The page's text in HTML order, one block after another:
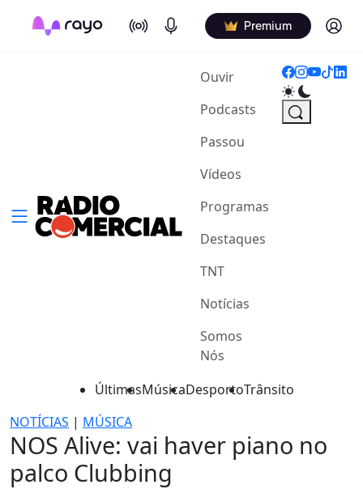
On Air Podcasts Premium Log in
Ouvir(current)
Podcasts
Passou
Vídeos
Programas
Destaques
TNT
Notícias
Somos
Nós
ÚltimasMúsicaDesportoTrânsito
NOTÍCIAS | MÚSICA
NOS Alive: vai haver piano no
palco Clubbing